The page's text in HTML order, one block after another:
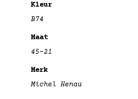
Kleur
B74
Maat
45-21
Merk
Michel Henau